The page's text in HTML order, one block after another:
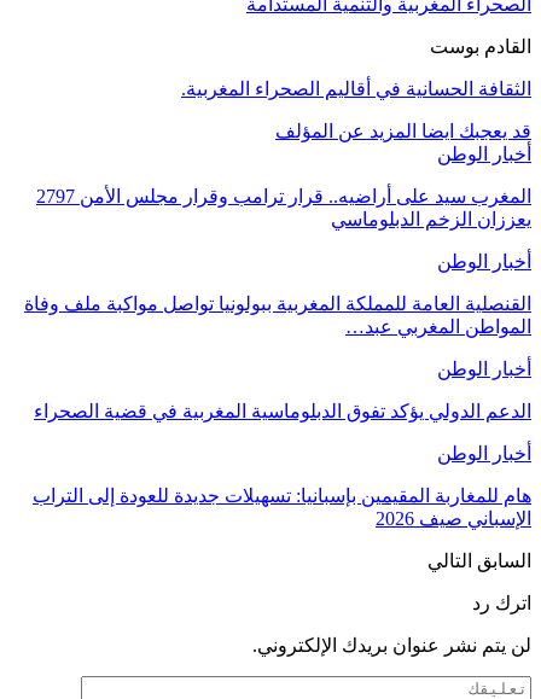
الصحراء المغربية والتنمية المستدامة
القادم بوست
الثقافة الحسانية في أقاليم الصحراء المغربية.
قد يعجبك ايضا المزيد عن المؤلف
أخبار الوطن
المغرب سيد على أراضيه.. قرار ترامب وقرار مجلس الأمن 2797
يعززان الزخم الدبلوماسي
أخبار الوطن
القنصلية العامة للمملكة المغربية ببولونيا تواصل مواكبة ملف وفاة
المواطن المغربي عبد…
أخبار الوطن
الدعم الدولي يؤكد تفوق الدبلوماسية المغربية في قضية الصحراء
أخبار الوطن
هام للمغاربة المقيمين بإسبانيا: تسهيلات جديدة للعودة إلى التراب
الإسباني صيف 2026
السابق التالي
اترك رد
لن يتم نشر عنوان بريدك الإلكتروني.